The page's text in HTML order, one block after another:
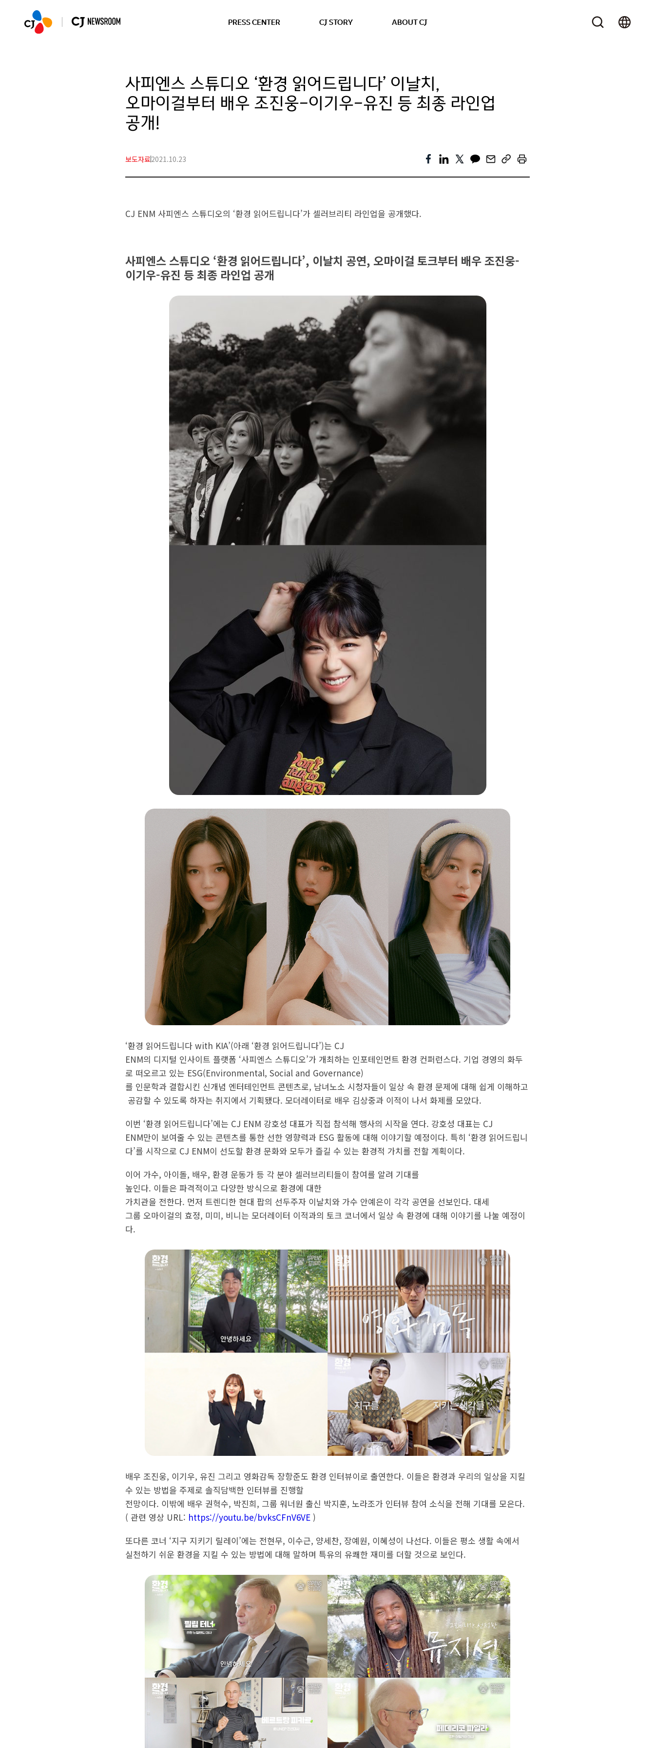
PRESS CENTER CJ STORY ABOUT CJ
사피엔스 스튜디오 ‘환경 읽어드립니다’ 이날치,
오마이걸부터 배우 조진웅-이기우-유진 등 최종 라인업
공개!
보도자료2021.10.23
CJ ENM 사피엔스 스튜디오의 ‘환경 읽어드립니다’가 셀러브리티 라인업을 공개했다.
사피엔스 스튜디오 ‘환경 읽어드립니다’, 이날치 공연, 오마이걸 토크부터 배우 조진웅-
이기우-유진 등 최종 라인업 공개
‘환경 읽어드립니다 with KIA’(아래 ‘환경 읽어드립니다’)는 CJ
ENM의 디지털 인사이트 플랫폼 ‘사피엔스 스튜디오’가 개최하는 인포테인먼트 환경 컨퍼런스다. 기업 경영의 화두
로 떠오르고 있는 ESG(Environmental, Social and Governance)
를 인문학과 결합시킨 신개념 엔터테인먼트 콘텐츠로, 남녀노소 시청자들이 일상 속 환경 문제에 대해 쉽게 이해하고
공감할 수 있도록 하자는 취지에서 기획됐다. 모더레이터로 배우 김상중과 이적이 나서 화제를 모았다.
이번 ‘환경 읽어드립니다’에는 CJ ENM 강호성 대표가 직접 참석해 행사의 시작을 연다. 강호성 대표는 CJ
ENM만이 보여줄 수 있는 콘텐츠를 통한 선한 영향력과 ESG 활동에 대해 이야기할 예정이다. 특히 ‘환경 읽어드립니
다’를 시작으로 CJ ENM이 선도할 환경 문화와 모두가 즐길 수 있는 환경적 가치를 전할 계획이다.
이어 가수, 아이돌, 배우, 환경 운동가 등 각 분야 셀러브리티들이 참여를 알려 기대를
높인다. 이들은 파격적이고 다양한 방식으로 환경에 대한
가치관을 전한다. 먼저 트렌디한 현대 팝의 선두주자 이날치와 가수 안예은이 각각 공연을 선보인다. 대세
그룹 오마이걸의 효정, 미미, 비니는 모더레이터 이적과의 토크 코너에서 일상 속 환경에 대해 이야기를 나눌 예정이
다.
배우 조진웅, 이기우, 유진 그리고 영화감독 장항준도 환경 인터뷰이로 출연한다. 이들은 환경과 우리의 일상을 지킬
수 있는 방법을 주제로 솔직담백한 인터뷰를 진행할
전망이다. 이밖에 배우 권혁수, 박진희, 그룹 워너원 출신 박지훈, 노라조가 인터뷰 참여 소식을 전해 기대를 모은다.
( 관련 영상 URL: https://youtu.be/bvksCFnV6VE )
또다른 코너 ‘지구 지키기 릴레이’에는 전현무, 이수근, 양세찬, 장예원, 이혜성이 나선다. 이들은 평소 생활 속에서
실천하기 쉬운 환경을 지킬 수 있는 방법에 대해 말하며 특유의 유쾌한 재미를 더할 것으로 보인다.